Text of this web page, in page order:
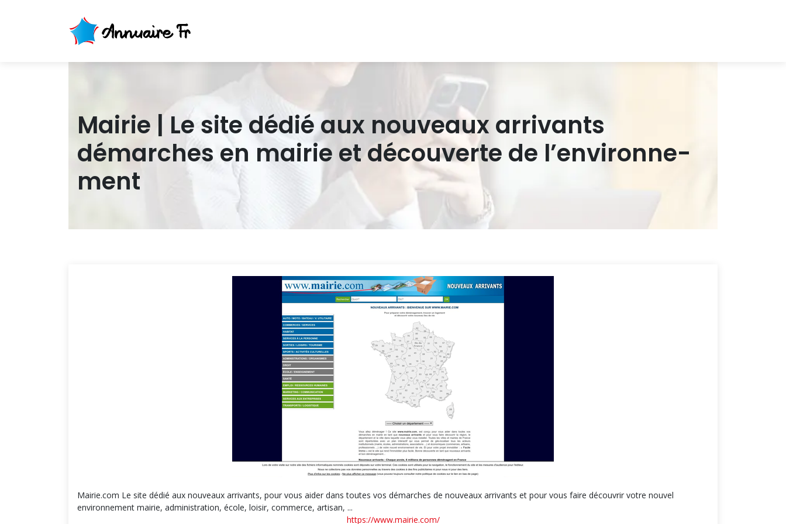
Mairie | Le site dédié aux nouveaux arrivants
démarches en mairie et découverte de l’en­viron­ne­
ment
Mairie.com Le site dédié aux nouveaux arrivants, pour vous aider dans toutes vos démarches de nouveaux arrivants et pour vous faire découvrir votre nouvel
environnement mairie, administration, école, loisir, commerce, artisan, ...
https://www.mairie.com/